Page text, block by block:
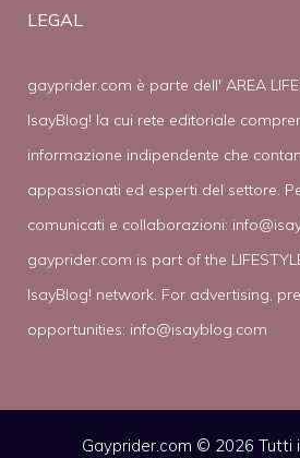
LEGAL
gayprider.com è parte dell' AREA
IsayBlog! la cui rete editoriale
informazione indipendente che
appassionati ed esperti del settore.
comunicati e collaborazioni:
gayprider.com is part of the
IsayBlog! network. For advertising,
opportunities: info@isayblog.com
Gayprider.com © 2026 Tutti